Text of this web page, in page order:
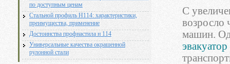
по доступным ценам
Стальной профиль Н114: характеристики,
преимущества, применение
Достоинства профнастила н 114
Универсальные качества окрашенной
рулонной стали
С
возросло
машин.